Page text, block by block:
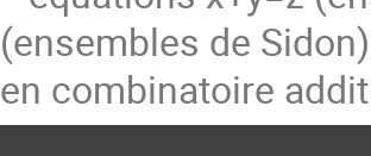
(ensembles de
en combinatoire